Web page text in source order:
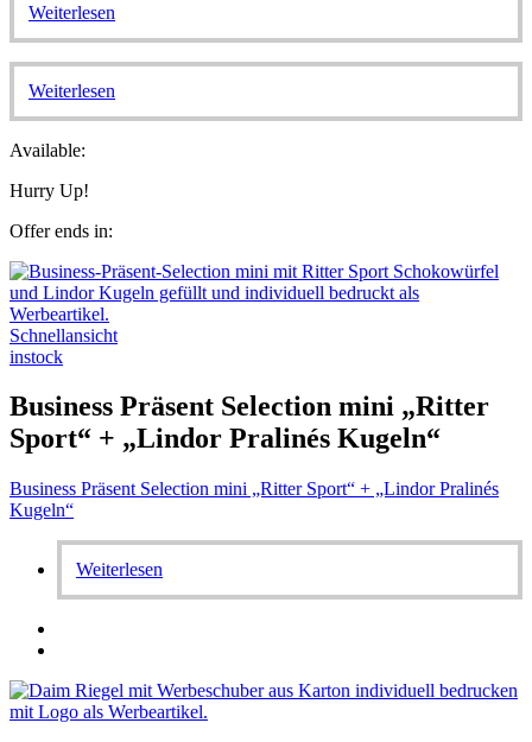
Weiterlesen
Weiterlesen
Available:
Hurry Up!
Offer ends in:
Schnellansicht
instock
Business Präsent Selection mini „Ritter
Sport“ + „Lindor Pralinés Kugeln“
Business Präsent Selection mini „Ritter Sport“ + „Lindor Pralinés
Kugeln“
Weiterlesen